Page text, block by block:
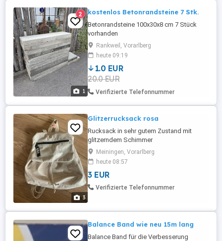
1
2 kostenlos Betonrandsteine 7 Stk.
Betonrandsteine 100x30x8 cm 7 Stück
vorhanden
Rankweil, Vorarlberg
heute 09:19
1.0 EUR
20.0 EUR
Verifizierte Telefonnummer
3
Glitzerrucksack rosa
Rucksack in sehr gutem Zustand mit
glitzerndem Schimmer
Meiningen, Vorarlberg
heute 08:57
3 EUR
Verifizierte Telefonnummer
Balance Band wie neu 15m lang
Balance Band für die Verbesserung